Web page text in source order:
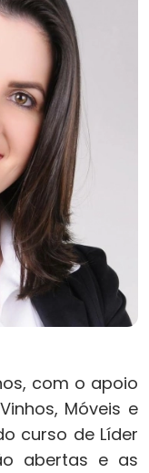
com o apoio
Móveis e
curso de Líder
abertas e as